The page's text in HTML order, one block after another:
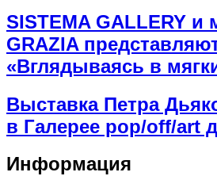
SISTEMA GALLERY и
GRAZIA
«Вглядываясь в
Выставка Петра
в Галерее pop/off/art
Информация